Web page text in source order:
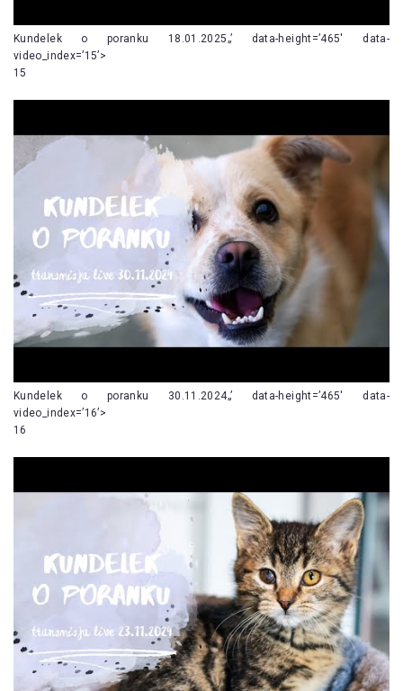
Kundelek o poranku 18.01.2025„’ data-height=’465′ data-
video_index=’15’>
15
Kundelek o poranku 30.11.2024„’ data-height=’465′ data-
video_index=’16’>
16